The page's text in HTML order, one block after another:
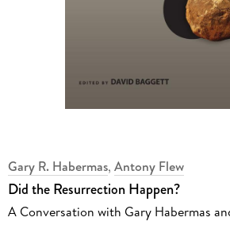
Gary R. Habermas, Antony Flew
Did the Resurrection Happen?
A Conversation with Gary Habermas